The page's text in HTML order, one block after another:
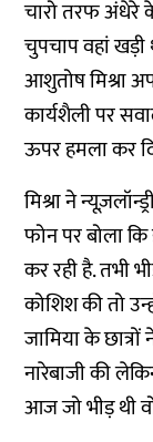
चारो तरफ अंधेरे
चुपचाप वहां खड़ी
आशुतोष मिश्रा
कार्यशैली पर
ऊपर हमला कर
मिश्रा ने
फोन पर बोला
कर रही है. तभी
कोशिश की तो
जामिया के
नारेबाजी की
आज जो भीड़ थी